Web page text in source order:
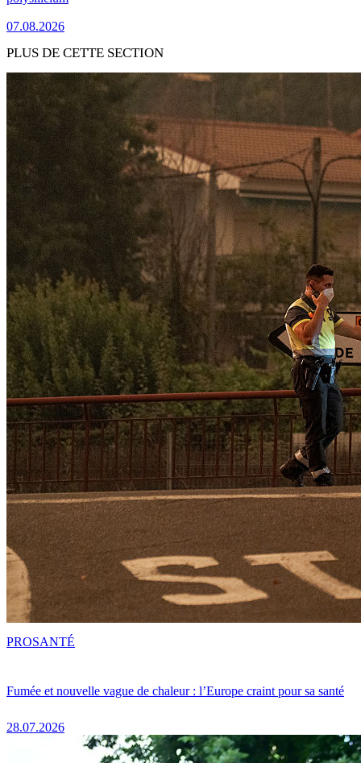
07.08.2026
PLUS DE CETTE SECTION
Fumée et nouvelle vague de chaleur : l’Europe craint pour sa santé
28.07.2026
PROSANTÉ